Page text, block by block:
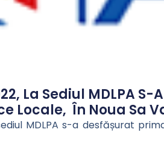
La Sediul MDLPA
Locale, În Noua Sa
MDLPA s-a desfășurat